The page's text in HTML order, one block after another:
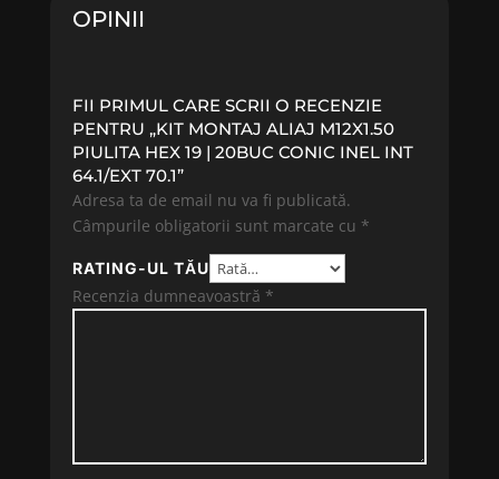
OPINII
FII PRIMUL CARE SCRII O RECENZIE
PENTRU „KIT MONTAJ ALIAJ M12X1.50
PIULITA HEX 19 | 20BUC CONIC INEL INT
64.1/EXT 70.1”
Adresa ta de email nu va fi publicată.
Câmpurile obligatorii sunt marcate cu *
RATING-UL TĂU
Recenzia dumneavoastră *